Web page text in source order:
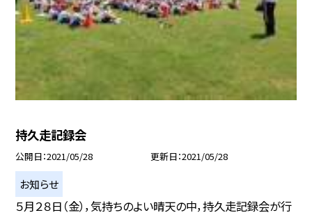
持久走記録会
公開日 2021/05/28 更新日 2021/05/28
お知らせ
５月２８日（金），気持ちのよい晴天の中，持久走記録会が行